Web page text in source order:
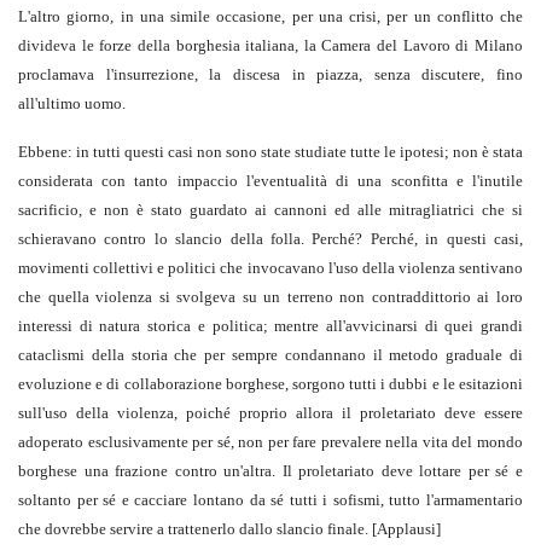
L'altro giorno, in una simile occasione, per una crisi, per un conflitto che
divideva le forze della borghesia italiana, la Camera del Lavoro di Milano
proclamava l'insurrezione, la discesa in piazza, senza discutere, fino
all'ultimo uomo.
Ebbene: in tutti questi casi non sono state studiate tutte le ipotesi; non è stata
considerata con tanto impaccio l'eventualità di una sconfitta e l'inutile
sacrificio, e non è stato guardato ai cannoni ed alle mitragliatrici che si
schieravano contro lo slancio della folla. Perché? Perché, in questi casi,
movimenti collettivi e politici che invocavano l'uso della violenza sentivano
che quella violenza si svolgeva su un terreno non contraddittorio ai loro
interessi di natura storica e politica; mentre all'avvicinarsi di quei grandi
cataclismi della storia che per sempre condannano il metodo graduale di
evoluzione e di collaborazione borghese, sorgono tutti i dubbi e le esitazioni
sull'uso della violenza, poiché proprio allora il proletariato deve essere
adoperato esclusivamente per sé, non per fare prevalere nella vita del mondo
borghese una frazione contro un'altra. Il proletariato deve lottare per sé e
soltanto per sé e cacciare lontano da sé tutti i sofismi, tutto l'armamentario
che dovrebbe servire a trattenerlo dallo slancio finale. [Applausi]